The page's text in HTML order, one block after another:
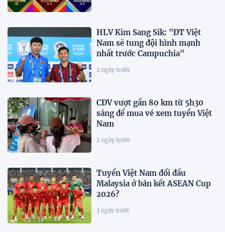
HLV Kim Sang Sik: "ĐT Việt
Nam sẽ tung đội hình mạnh
nhất trước Campuchia"
2 ngày trước
CĐV vượt gần 80 km từ 5h30
sáng để mua vé xem tuyển Việt
Nam
2 ngày trước
Tuyển Việt Nam đối đầu
Malaysia ở bán kết ASEAN Cup
2026?
3 ngày trước